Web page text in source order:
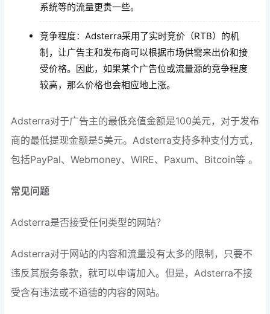
系统等的流量更贵一些。
竞争程度：Adsterra采用了实时竞价（RTB）的机
制，让广告主和发布商可以根据市场供需来出价和接
受价格。因此，如果某个广告位或流量源的竞争程度
较高，那么价格也会相应地上涨。
Adsterra对于广告主的最低充值金额是100美元，对于发布
商的最低提现金额是5美元。Adsterra支持多种支付方式，
包括PayPal、Webmoney、WIRE、Paxum、Bitcoin等 。
常见问题
Adsterra是否接受任何类型的网站？
Adsterra对于网站的内容和流量没有太多的限制，只要不
违反其服务条款，就可以申请加入。但是，Adsterra不接
受含有违法或不道德的内容的网站。